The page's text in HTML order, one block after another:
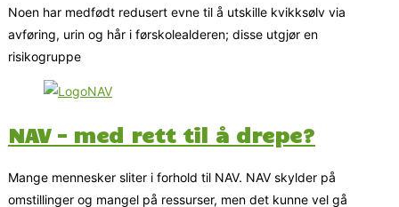
Noen har medfødt redusert evne til å utskille kvikksølv via
avføring, urin og hår i førskolealderen; disse utgjør en
risikogruppe
NAV – med rett til å drepe?
Mange mennesker sliter i forhold til NAV. NAV skylder på
omstillinger og mangel på ressurser, men det kunne vel gå